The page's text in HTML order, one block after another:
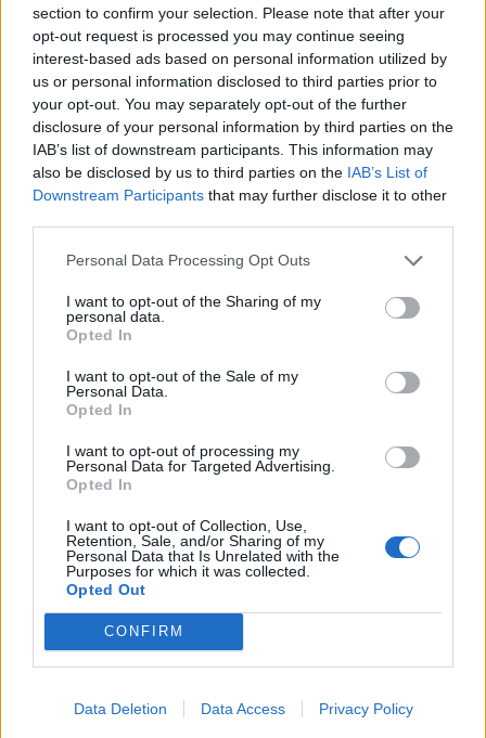
section to confirm your selection. Please note that after your
opt-out request is processed you may continue seeing
interest-based ads based on personal information utilized by
us or personal information disclosed to third parties prior to
your opt-out. You may separately opt-out of the further
disclosure of your personal information by third parties on the
IAB’s list of downstream participants. This information may
also be disclosed by us to third parties on the IAB’s List of
Downstream Participants that may further disclose it to other
Personal Data Processing Opt Outs
I want to opt-out of the Sharing of my
personal data.
Opted In
I want to opt-out of the Sale of my
Personal Data.
Opted In
I want to opt-out of processing my
Personal Data for Targeted Advertising.
Opted In
I want to opt-out of Collection, Use,
Retention, Sale, and/or Sharing of my
Personal Data that Is Unrelated with the
Purposes for which it was collected.
Opted Out
CONFIRM
Data Deletion Data Access Privacy Policy
Iscriviti alla
newsletter
Commenti
articolo.
L'email è richiesta ma non verrà mostrata ai visitatori. Il contenuto di questo
commenti non sono testi giornalistici, ma post inviati dai singoli lettori che
possono essere automaticamente pubblicati senza filtro preventivo. I commenti
che includano uno o più link a siti esterni verranno rimossi in automatico dal